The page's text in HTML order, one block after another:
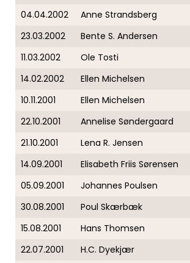
04.04.2002
Anne Strandsberg
23.03.2002
Bente S. Andersen
11.03.2002
Ole Tosti
14.02.2002
Ellen Michelsen
10.11.2001
Ellen Michelsen
22.10.2001
Annelise Søndergaard
21.10.2001
Lena R. Jensen
14.09.2001
Elisabeth Friis Sørensen
05.09.2001
Johannes Poulsen
30.08.2001
Poul Skærbæk
15.08.2001
Hans Thomsen
22.07.2001
H.C. Dyekjær